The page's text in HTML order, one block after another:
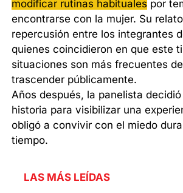
modificar rutinas habituales por
encontrarse con la mujer. Su
repercusión entre los integrantes
quienes coincidieron en que este
situaciones son más frecuentes
trascender públicamente.
Años después, la panelista
historia para visibilizar una
obligó a convivir con el miedo
tiempo.
LAS MÁS LEÍDAS